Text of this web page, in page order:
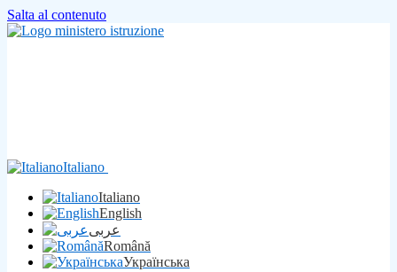
Salta al contenuto
Italiano
Italiano
English
عربى
Română
Українська